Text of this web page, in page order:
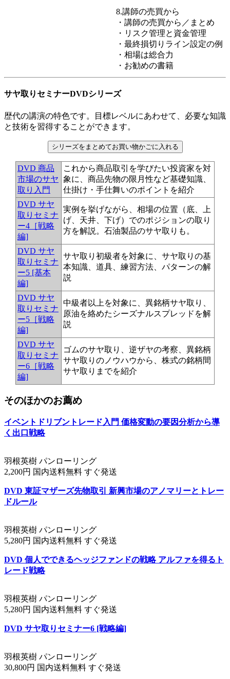
8.講師の売買から
・講師の売買から／まとめ
・リスク管理と資金管理
・最終損切りライン設定の例
・相場は総合力
・お勧めの書籍
サヤ取りセミナーDVDシリーズ
歴代の講演の特色です。目標レベルにあわせて、必要な知識
と技術を習得することができます。
DVD 商品
市場のサヤ
取り入門
これから商品取引を学びたい投資家を対
象に、商品先物の限月性など基礎知識、
仕掛け・手仕舞いのポイントを紹介
DVD サヤ
取りセミナ
ー4［戦略
編]
実例を挙げながら、相場の位置（底、上
げ、天井、下げ）でのポジションの取り
方を解説。石油製品のサヤ取りも。
DVD サヤ
取りセミナ
ー5 [基本
編]
サヤ取り初級者を対象に、サヤ取りの基
本知識、道具、練習方法、パターンの解
説
DVD サヤ
取りセミナ
ー5［戦略
編]
中級者以上を対象に、異銘柄サヤ取り、
原油を絡めたシーズナルスプレッドを解
説
DVD サヤ
取りセミナ
ー6［戦略
編]
ゴムのサヤ取り、逆ザヤの考察、異銘柄
サヤ取りのノウハウから、株式の銘柄間
サヤ取りまでを紹介
そのほかのお薦め
イベントドリブントレード入門 価格変動の要因分析から導
く出口戦略
羽根英樹 パンローリング
2,200円 国内送料無料 すぐ発送
DVD 東証マザーズ先物取引 新興市場のアノマリーとトレー
ドルール
羽根英樹 パンローリング
5,280円 国内送料無料 すぐ発送
DVD 個人でできるヘッジファンドの戦略 アルファを得るト
レード戦略
羽根英樹 パンローリング
5,280円 国内送料無料 すぐ発送
DVD サヤ取りセミナー6 [戦略編]
羽根英樹 パンローリング
30,800円 国内送料無料 すぐ発送